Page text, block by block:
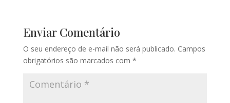
Enviar Comentário
O seu endereço de e-mail não será publicado. Campos
obrigatórios são marcados com *